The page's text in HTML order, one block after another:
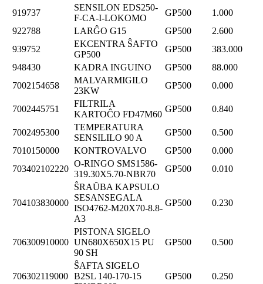
919737
SENSILON EDS250-
F-CA-I-LOKOMO
GP500
1.000
922788
LARĜO G15 GP500
2.600
939752
EKCENTRA ŜAFTO
GP500
GP500
383.000
948430
KADRA INGUINO GP500
88.000
7002154658
MALVARMIGILO
23KW
GP500 0.000
7002445751
FILTRILA
KARTOĈO FD47M60
GP500 0.840
7002495300
TEMPERATURA
SENSILILO 90 A
GP500
0.500
7010150000
KONTROVALVO GP500
0.000
703402102220
O-RINGO SMS1586-
319.30X5.70-NBR70
GP500 0.010
704103830000
ŜRAŬBA KAPSULO
SESANSEGALA
ISO4762-M20X70-8.8-
A3
GP500 0.230
706300910000
PISTONA SIGELO
UN680X650X15 PU
90 SH
GP500 0.500
706302119000
ŜAFTA SIGELO
B2SL 140-170-15
GP500 0.250